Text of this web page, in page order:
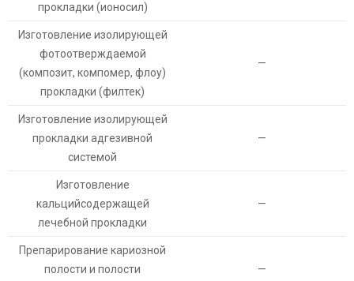
прокладки (ионосил)
Изготовление изолирующей
фотоотверждаемой
(композит, компомер, флоу)
прокладки (филтек)
—
Изготовление изолирующей
прокладки адгезивной
системой
—
Изготовление
кальцийсодержащей
лечебной прокладки
—
Препарирование кариозной
полости и полости
—